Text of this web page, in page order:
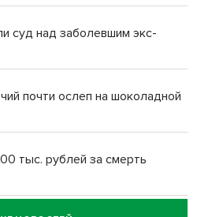
суд над заболевшим экс-
почти ослеп на шоколадной
тыс. рублей за смерть